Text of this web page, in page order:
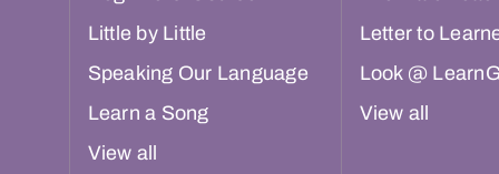
Little by Little
Speaking Our Language
Learn a Song
View all
Letter to
Look @
View all